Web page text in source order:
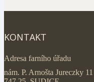
KONTAKT
Adresa farního úřadu
nám. P. Arnošta Jureczky 11